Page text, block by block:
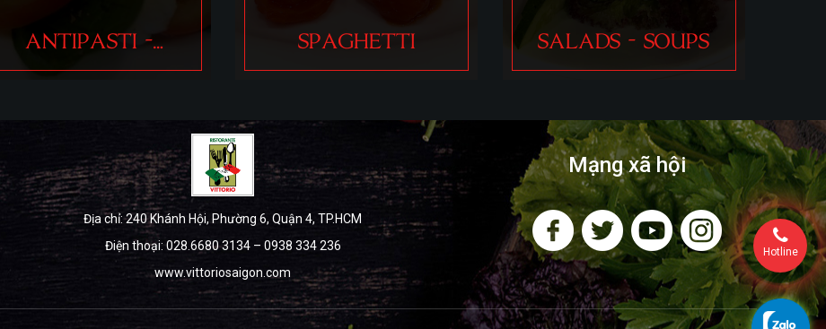
SPAGHETTI SALADS - SOUPS
Địa chỉ: 240 Khánh Hội, Phường 6, Quận 4, TP.HCM
Điện thoại: 028.6680 3134 – 0938 334 236
www.vittoriosaigon.com
Mạng xã hội
Hotline